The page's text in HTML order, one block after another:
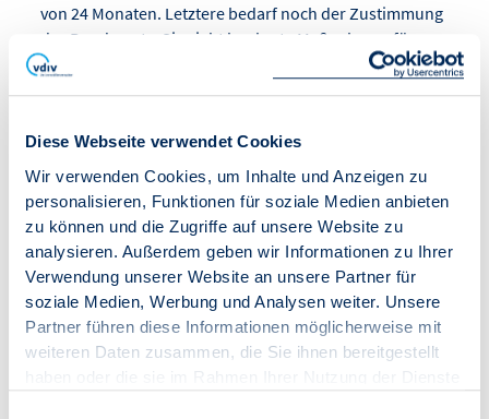
Diese Webseite verwendet Cookies
Wir verwenden Cookies, um Inhalte und Anzeigen zu
personalisieren, Funktionen für soziale Medien anbieten
zu können und die Zugriffe auf unsere Website zu
analysieren. Außerdem geben wir Informationen zu Ihrer
Verwendung unserer Website an unsere Partner für
soziale Medien, Werbung und Analysen weiter. Unsere
Partner führen diese Informationen möglicherweise mit
weiteren Daten zusammen, die Sie ihnen bereitgestellt
von 24 Monaten. Letztere bedarf noch der Zustimmung
des Bundesrats. Sie sieht konkrete Maßnahmen für
eine verpflichtende jährliche Heizungsprüfung und
ein hydraulischer Abgleich für große Gebäude mit
und ineffiziente, ungesteuerte Heizungspumpen
ausgetauscht werden. Schließlich regelt die
Verordnung auch die Pflicht zur Umsetzung
wirtschaftlicher Energieeffizienzmaßnahmen in
Unternehmen.
Für die Mitgliedsunternehmen der Landesverbände